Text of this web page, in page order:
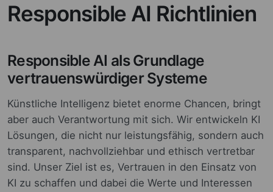
Responsible AI Richtlinien
Responsible AI als Grundlage
vertrauenswürdiger Systeme
Künstliche Intelligenz bietet enorme Chancen, bringt
aber auch Verantwortung mit sich. Wir entwickeln KI
Lösungen, die nicht nur leistungsfähig, sondern auch
transparent, nachvollziehbar und ethisch vertretbar
sind. Unser Ziel ist es, Vertrauen in den Einsatz von
KI zu schaffen und dabei die Werte und Interessen